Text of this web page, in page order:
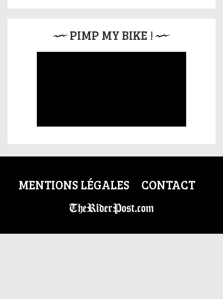
PIMP MY BIKE !
MENTIONS LÉGALES CONTACT